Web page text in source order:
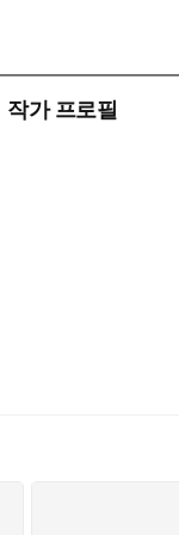
작가 프로필